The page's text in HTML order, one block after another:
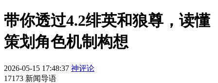
带你透过4.2绯英和狼尊，读懂
策划角色机制构想
2026-05-15 17:48:37 神评论
17173 新闻导语